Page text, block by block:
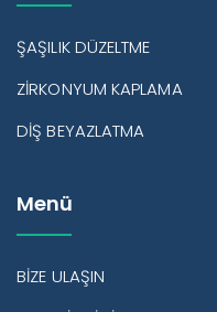
ŞAŞILIK DÜZELTME
ZİRKONYUM KAPLAMA
DİŞ BEYAZLATMA
Menü
BİZE ULAŞIN